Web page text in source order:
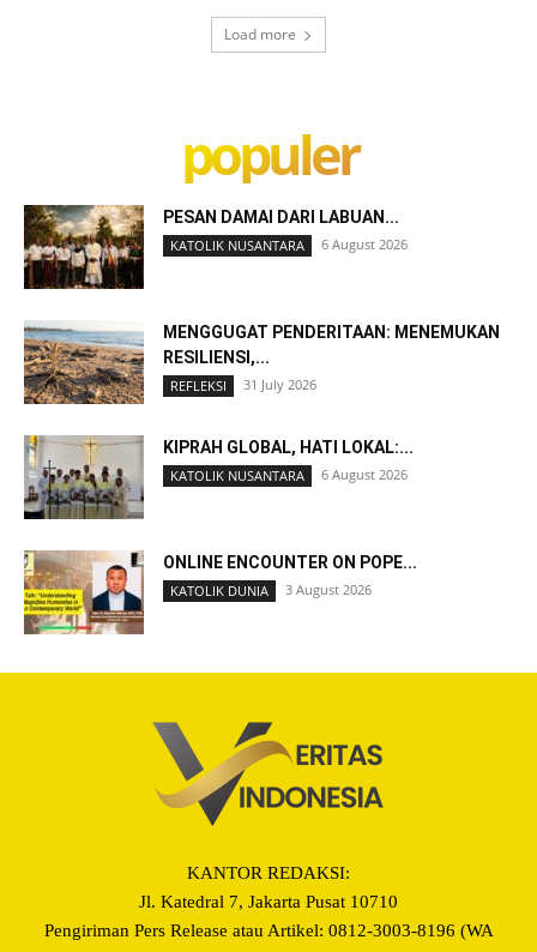
Load more
populer
PESAN DAMAI DARI LABUAN...
KATOLIK NUSANTARA 6 August 2026
MENGGUGAT PENDERITAAN: MENEMUKAN
RESILIENSI,...
REFLEKSI 31 July 2026
KIPRAH GLOBAL, HATI LOKAL:...
KATOLIK NUSANTARA 6 August 2026
ONLINE ENCOUNTER ON POPE...
KATOLIK DUNIA 3 August 2026
KANTOR REDAKSI:
Jl. Katedral 7, Jakarta Pusat 10710
Pengiriman Pers Release atau Artikel: 0812-3003-8196 (WA